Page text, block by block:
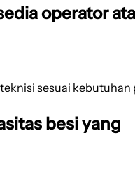
operator
sesuai kebutuhan
besi yang